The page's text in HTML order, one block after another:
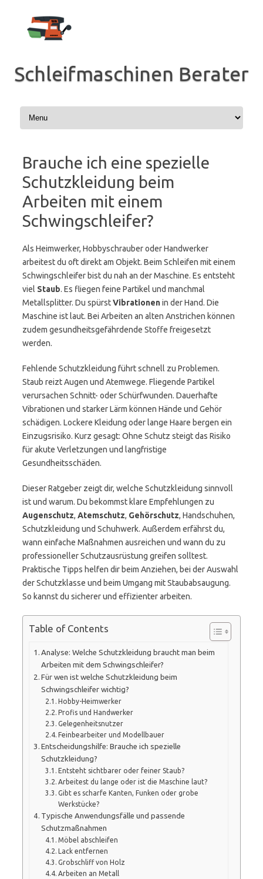
springen
Schleifmaschinen Berater
Brauche ich eine spezielle
Schutzkleidung beim
Arbeiten mit einem
Schwingschleifer?
Als Heimwerker, Hobbyschrauber oder Handwerker
arbeitest du oft direkt am Objekt. Beim Schleifen mit einem
Schwingschleifer bist du nah an der Maschine. Es entsteht
viel Staub. Es fliegen feine Partikel und manchmal
Metallsplitter. Du spürstVibrationenin der Hand. Die
Maschine ist laut. Bei Arbeiten an alten Anstrichen können
zudem gesundheitsgefährdende Stoffe freigesetzt
werden.
Fehlende Schutzkleidung führt schnell zu Problemen.
Staub reizt Augen und Atemwege. Fliegende Partikel
verursachen Schnitt- oder Schürfwunden. Dauerhafte
Vibrationen und starker Lärm können Hände und Gehör
schädigen. Lockere Kleidung oder lange Haare bergen ein
Einzugsrisiko. Kurz gesagt: Ohne Schutz steigt das Risiko
für akute Verletzungen und langfristige
Gesundheitsschäden.
Dieser Ratgeber zeigt dir, welche Schutzkleidung sinnvoll
ist und warum. Du bekommst klare Empfehlungen zu
Augenschutz, Atemschutz, Gehörschutz, Handschuhen,
Schutzkleidung und Schuhwerk. Außerdem erfährst du,
wann einfache Maßnahmen ausreichen und wann du zu
professioneller Schutzausrüstung greifen solltest.
Praktische Tipps helfen dir beim Anziehen, bei der Auswahl
der Schutzklasse und beim Umgang mit Staubabsaugung.
So kannst du sicherer und effizienter arbeiten.
Table of Contents
Analyse: Welche Schutzkleidung braucht man beim
Arbeiten mit dem Schwingschleifer?
Für wen ist welche Schutzkleidung beim
Schwingschleifer wichtig?
Hobby-Heimwerker
Profis und Handwerker
Gelegenheitsnutzer
Feinbearbeiter und Modellbauer
Entscheidungshilfe: Brauche ich spezielle
Schutzkleidung?
Entsteht sichtbarer oder feiner Staub?
Arbeitest du lange oder ist die Maschine laut?
Gibt es scharfe Kanten, Funken oder grobe
Werkstücke?
Typische Anwendungsfälle und passende
Schutzmaßnahmen
Möbel abschleifen
Lack entfernen
Grobschliff von Holz
Arbeiten an Metall